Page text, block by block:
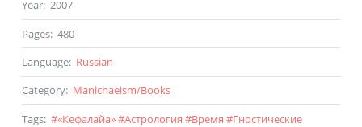
Year: 2007
Pages: 480
Language: Russian
Category: Manichaeism/Books
Tags: #«Кефалайа»#Астрология #Время #Гностические